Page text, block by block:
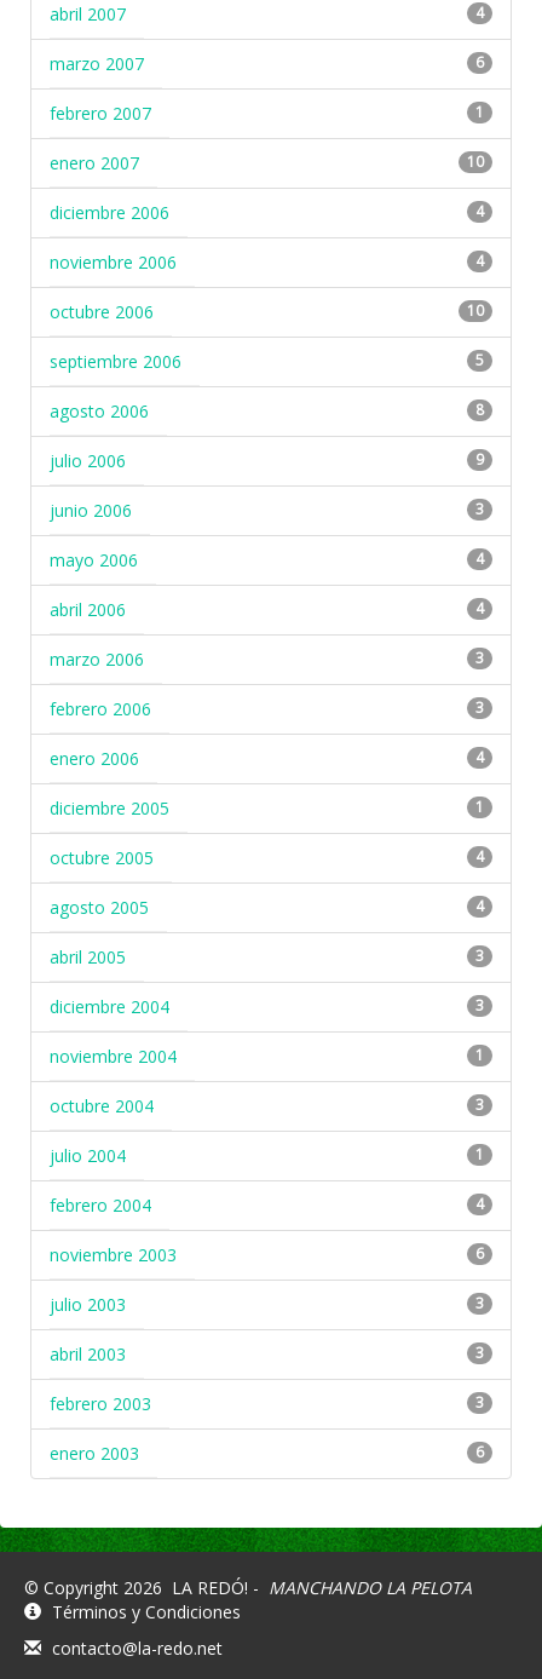
abril 2007 4
marzo 2007 6
febrero 2007 1
enero 2007 10
diciembre 2006 4
noviembre 2006 4
octubre 2006 10
septiembre 2006 5
agosto 2006 8
julio 2006 9
junio 2006 3
mayo 2006 4
abril 2006 4
marzo 2006 3
febrero 2006 3
enero 2006 4
diciembre 2005 1
octubre 2005 4
agosto 2005 4
abril 2005 3
diciembre 2004 3
noviembre 2004 1
octubre 2004 3
julio 2004 1
febrero 2004 4
noviembre 2003 6
julio 2003 3
abril 2003 3
febrero 2003 3
enero 2003 6
© Copyright 2026 LA REDÓ! - MANCHANDO LA PELOTA
Términos y Condiciones
contacto@la-redo.net